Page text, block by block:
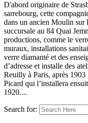
D'abord originaire de
sarrebourg, cette
dans un ancien Moulin sur
succursale au 84 Quai
productions, comme le
muraux, installations
verre diamanté et des
d’adresse et installe des
Reuilly à Paris, après 1903
Picard qui l’installera
1920....
Search for: